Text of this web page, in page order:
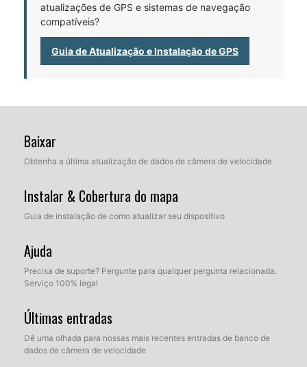
atualizações de GPS e sistemas de navegação
compatíveis?
Guia de Atualização e Instalação de GPS
Baixar
Obtenha a última atualização de dados de câmera de velocidade
Instalar & Cobertura do mapa
Guia de instalação de como atualizar seu dispositivo
Ajuda
Precisa de suporte? Pergunte para qualquer pergunta relacionada.
Serviço 100% legal
Últimas entradas
Dê uma olhada para nossas mais recentes entradas de banco de
dados de câmera de velocidade